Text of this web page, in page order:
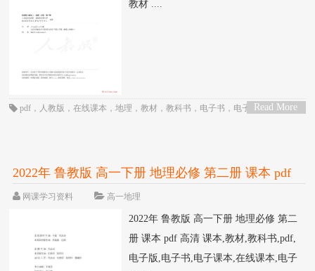
教材 ....
Read More
pdf ， 人教版 ，在线课本 ，地理 ，教材 ，教科书 ， 电子书 ， 电子教材， 电子
2022年 鲁教版 高一下册 地理必修 第二册 课本 pdf
高清
网课学习资料 高一地理
2022年 鲁教版 高一下册 地理必修 第二
册 课本 pdf 高清 课本,教材,教科书,pdf,
电子版,电子书,电子课本,在线课本,电子